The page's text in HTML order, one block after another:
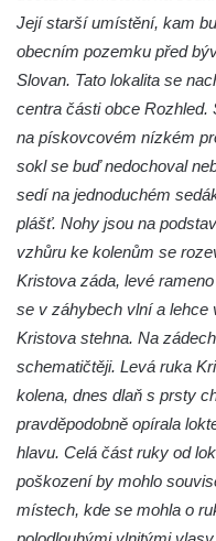
Socha Kozorožec
Socha Včela v ZOO
Socha Housenka v
Socha Nosorožík v
Socha Rosomák v
Socha Beruška v ZOO
Socha Vážka v ZOO
Socha Volavka v ZOO
Flamingo trůn v ZOO
Lavička Kůň
Socha Opičákovník v
Socha Roháč v ZOO
Socha Mystik v ZOO
Její starší umístění, kam
obecním pozemku před
Slovan. Tato lokalita se
centra části obce
na pískovcovém nízkém
sokl se buď nedochoval
sedí na jednoduchém
plášť. Nohy jsou na
vzhůru ke kolenům se
Kristova záda, levé
se v záhybech vlní a lehce
Kristova stehna. Na
schematičtěji. Levá ruka
kolena, dnes dlaň s prsty
pravděpodobně opírala
hlavu. Celá část ruky od
poškození by mohlo
místech, kde se mohla o